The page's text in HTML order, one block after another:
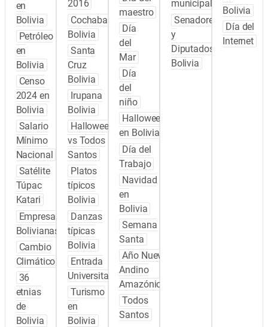
en
Bolivia
Petróleo
en
Bolivia
Censo
2024 en
Bolivia
Salario
Mínimo
Nacional
Satélite
Túpac
Katari
Empresas
Bolivianas
Cambio
Climático
36
etnias
de
Bolivia
2016
Cochabamba
Bolivia
Santa
Cruz
Bolivia
Irupana
Bolivia
Halloween
vs Todos
Santos
Platos
típicos
Bolivia
Danzas
típicas
Bolivia
Entrada
Universitaria
Turismo
en
Bolivia
maestro
Día
del
Mar
Día
del
niño
Halloween
en Bolivia
Día del
Trabajo
Navidad
en
Bolivia
Semana
Santa
Año Nuevo
Andino
Amazónico
Todos
Santos
municipales
Senadores
y
Diputados
Bolivia
Bolivia
Día del
Internet